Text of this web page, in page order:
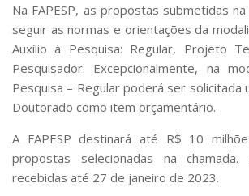
Na FAPESP, as propostas submetidas
seguir as normas e orientações da
Auxílio à Pesquisa: Regular, Projeto
Pesquisador. Excepcionalmente, na
Pesquisa – Regular poderá ser solicitada
Doutorado como item orçamentário.
A FAPESP destinará até R$ 10
propostas selecionadas na
recebidas até 27 de janeiro de 2023.